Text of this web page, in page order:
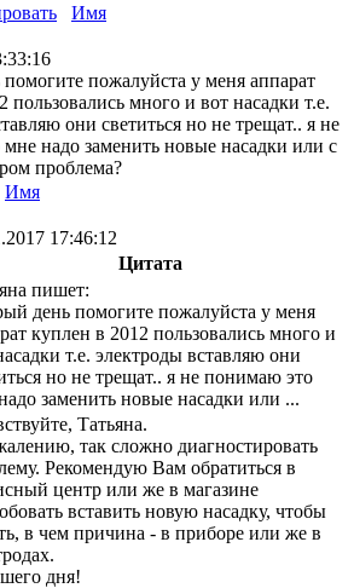
Имя
пожалуйста у меня аппарат
пользовались много и вот насадки т.е.
они светиться но не трещат.. я не
надо заменить новые насадки или с
проблема?
Имя
17:46:12
Цитата
пишет:
день помогите пожалуйста у меня
куплен в 2012 пользовались много и
т.е. электроды вставляю они
но не трещат.. я не понимаю это
заменить новые насадки или ...
Татьяна.
так сложно диагностировать
Рекомендую Вам обратиться в
центр или же в магазине
вставить новую насадку, чтобы
в чем причина - в приборе или же в
дня!